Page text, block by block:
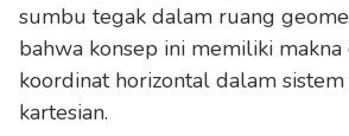
sumbu tegak dalam ruang
bahwa konsep ini memiliki makna
koordinat horizontal dalam
kartesian.